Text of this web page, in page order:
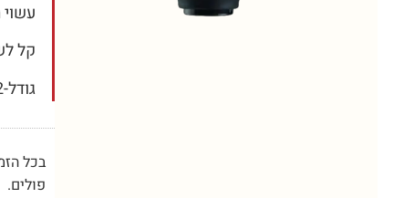
קל
גודל-02 מתאים לעד 4 כוסות.
פולים.